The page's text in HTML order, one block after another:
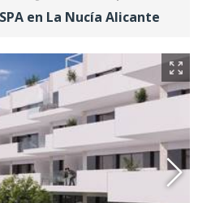
en La Nucía Alicante